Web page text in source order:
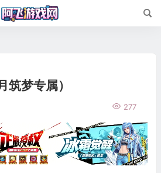
筑梦专属）
277